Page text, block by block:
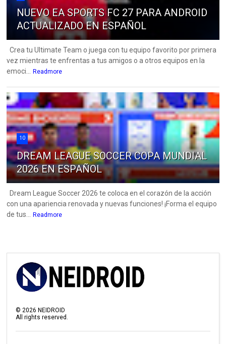
NUEVO EA SPORTS FC 27 PARA ANDROID
ACTUALIZADO EN ESPAÑOL
Crea tu Ultimate Team o juega con tu equipo favorito por primera
vez mientras te enfrentas a tus amigos o a otros equipos en la
emoci...
Readmore
10
DREAM LEAGUE SOCCER COPA MUNDIAL
2026 EN ESPAÑOL
Dream League Soccer 2026 te coloca en el corazón de la acción
con una apariencia renovada y nuevas funciones! ¡Forma el equipo
de tus...
Readmore
© 2026 NEIDROID
All rights reserved.